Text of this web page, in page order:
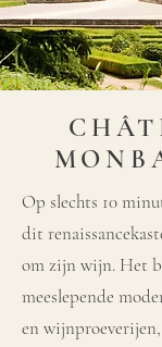
Op slechts 10
dit
om zijn wijn. Het
meeslepende
en